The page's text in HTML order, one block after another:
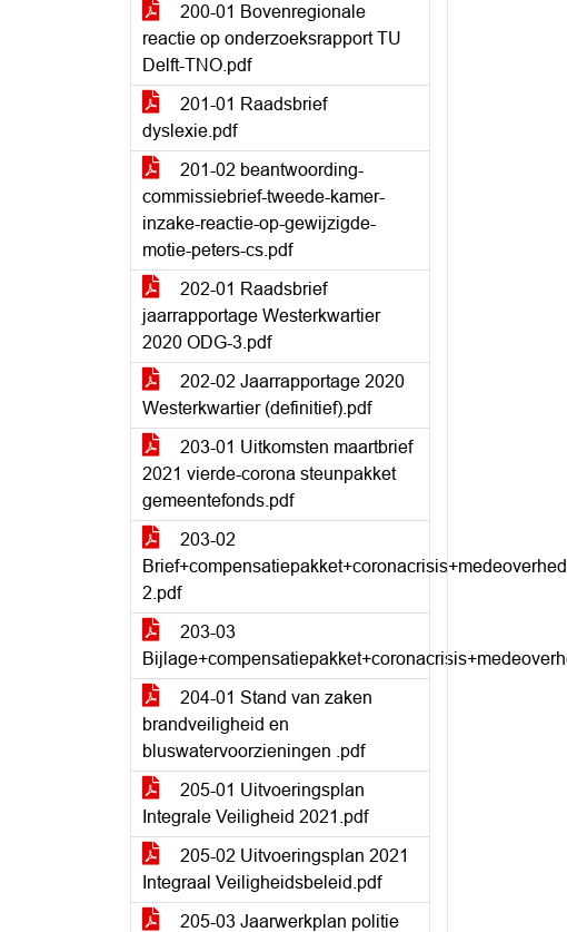
200-01 Bovenregionale
reactie op onderzoeksrapport TU
Delft-TNO.pdf
201-01 Raadsbrief
dyslexie.pdf
201-02 beantwoording-
commissiebrief-tweede-kamer-
inzake-reactie-op-gewijzigde-
motie-peters-cs.pdf
202-01 Raadsbrief
jaarrapportage Westerkwartier
2020 ODG-3.pdf
202-02 Jaarrapportage 2020
Westerkwartier (definitief).pdf
203-01 Uitkomsten maartbrief
2021 vierde-corona steunpakket
gemeentefonds.pdf
203-02
2.pdf
203-03
204-01 Stand van zaken
brandveiligheid en
bluswatervoorzieningen .pdf
205-01 Uitvoeringsplan
Integrale Veiligheid 2021.pdf
205-02 Uitvoeringsplan 2021
Integraal Veiligheidsbeleid.pdf
205-03 Jaarwerkplan politie